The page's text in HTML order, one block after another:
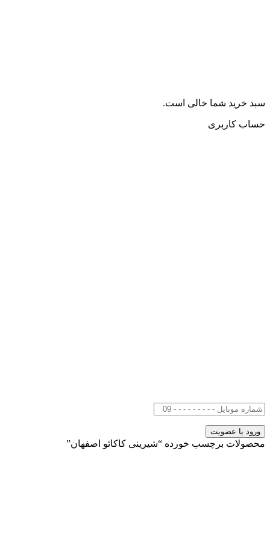
سبد خرید شما خالی است.
حساب کاربری
محصولات برچسب خورده “شیرینی کاکائو اصفهان”